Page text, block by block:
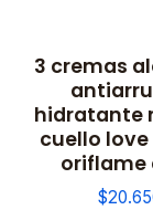
3 cremas
hidratante
cuello
oriflame